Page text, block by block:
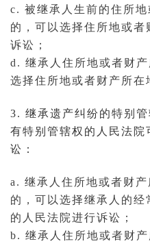
c. 被继承人生前的住所
的，可以选择住所地或
诉讼；
d. 继承人住所地或者财
选择住所地或者财产所在
3. 继承遗产纠纷的特别
有特别管辖权的人民法
讼：
a. 继承人住所地或者财
的，可以选择继承人的
的人民法院进行诉讼；
b. 继承人住所地或者财